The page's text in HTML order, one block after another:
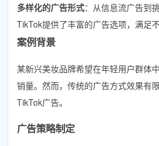
多样化的广告形式：从信息流广告到
TikTok提供了丰富的广告选项，满足
案例背景
某新兴美妆品牌希望在年轻用户群体
销量。然而，传统的广告方式效果有
TikTok广告。
广告策略制定